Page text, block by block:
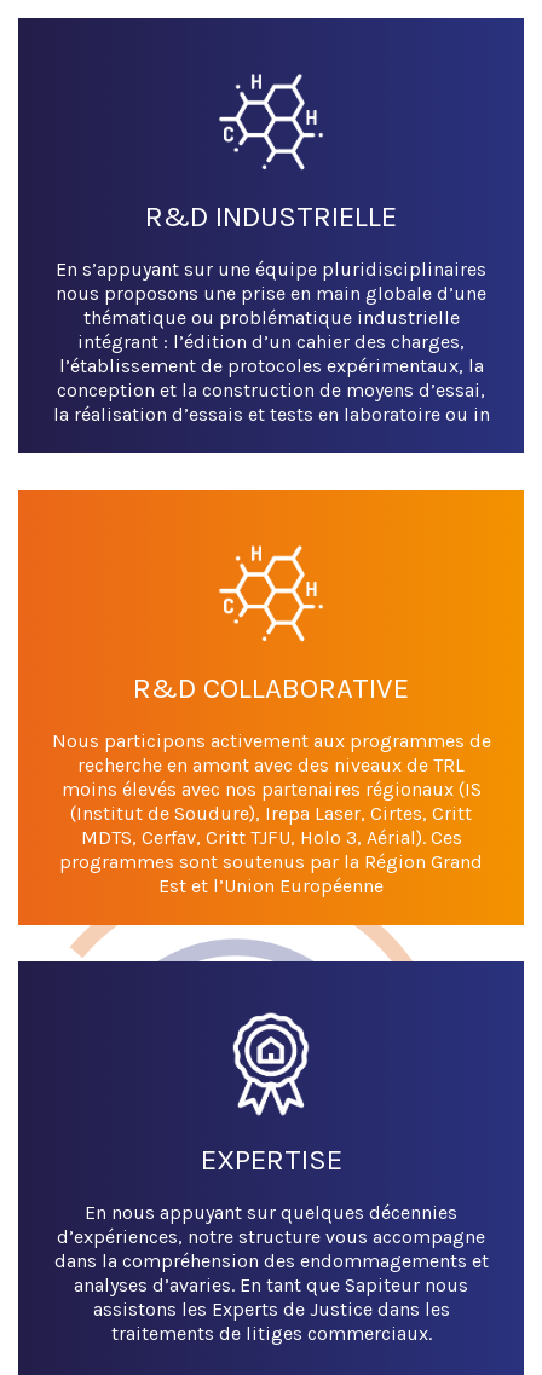
R&D INDUSTRIELLE
En s’appuyant sur une équipe pluridisciplinaires
nous proposons une prise en main globale d’une
thématique ou problématique industrielle
intégrant : l’édition d’un cahier des charges,
l’établissement de protocoles expérimentaux, la
conception et la construction de moyens d’essai,
la réalisation d’essais et tests en laboratoire ou in
R&D COLLABORATIVE
Nous participons activement aux programmes de
recherche en amont avec des niveaux de TRL
moins élevés avec nos partenaires régionaux (IS
(Institut de Soudure), Irepa Laser, Cirtes, Critt
MDTS, Cerfav, Critt TJFU, Holo 3, Aérial). Ces
programmes sont soutenus par la Région Grand
Est et l’Union Européenne
EXPERTISE
En nous appuyant sur quelques décennies
d’expériences, notre structure vous accompagne
dans la compréhension des endommagements et
analyses d’avaries. En tant que Sapiteur nous
assistons les Experts de Justice dans les
traitements de litiges commerciaux.